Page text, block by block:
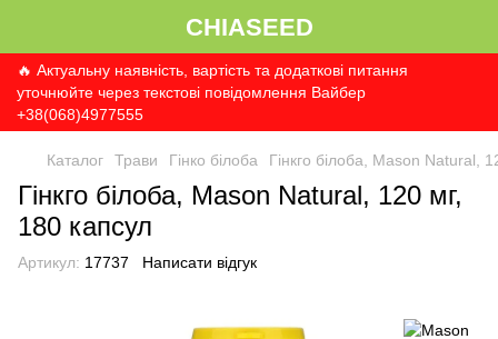
CHIASEED
🔥 Актуальну наявність, вартість та додаткові питання
уточнюйте через текстові повідомлення Вайбер
+38(068)4977555
Каталог Трави Гінко білоба Гінкго білоба, Mason Natural,
Гінкго білоба, Mason Natural, 120 мг,
180 капсул
Артикул: 17737 Написати відгук